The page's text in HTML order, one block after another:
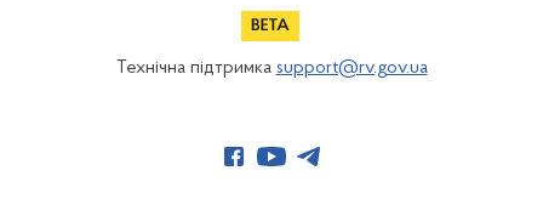
Технічна підтримка support@rv.gov.ua